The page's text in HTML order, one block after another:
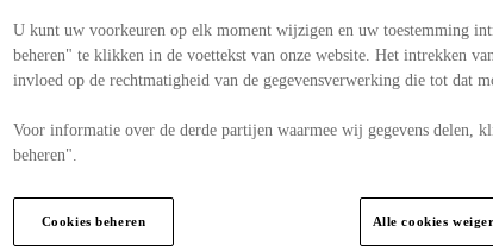
U kunt uw voorkeuren op elk moment wijzigen en uw toestemming
beheren" te klikken in de voettekst van onze website. Het intrekken
invloed op de rechtmatigheid van de gegevensverwerking die tot dat
Voor informatie over de derde partijen waarmee wij gegevens delen,
beheren".
Cookies beheren Alle cookies